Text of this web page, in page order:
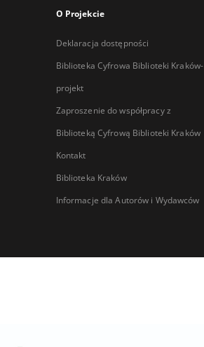
O Projekcie
Deklaracja dostępności
Biblioteka Cyfrowa Biblioteki Kraków-
projekt
Zaproszenie do współpracy z
Biblioteką Cyfrową Biblioteki Kraków
Kontakt
Biblioteka Kraków
Informacje dla Autorów i Wydawców